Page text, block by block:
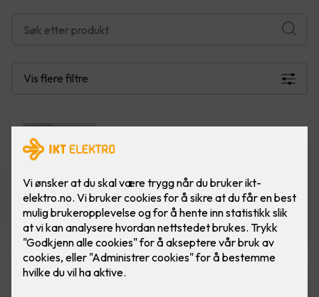
Vis flere filtre
Bytte av termostat - ELKO
One Hvit
Matter termostat, i fargen hvit.
Inkludert montering.
2,850,-
Bytte av termostat - ELKO